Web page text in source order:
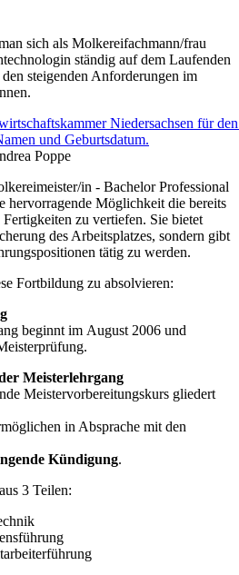
sich als Molkereifachmann/frau
ständig auf dem Laufenden
steigenden Anforderungen im
Poppe
in - Bachelor Professional
hervorragende Möglichkeit die bereits
zu vertiefen. Sie bietet
des Arbeitsplatzes, sondern gibt
tätig zu werden.
Fortbildung zu absolvieren:
beginnt im August 2006 und
Meisterlehrgang
Meistervorbereitungskurs gliedert
in Absprache mit den
Kündigung.
3 Teilen: